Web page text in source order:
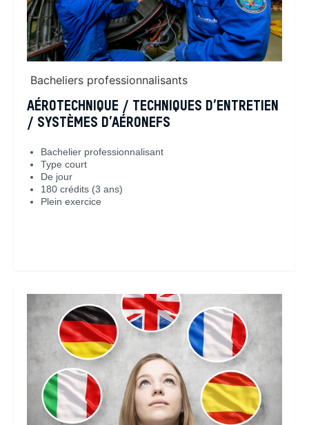
Bacheliers professionnalisants
AÉROTECHNIQUE / TECHNIQUES D’ENTRETIEN
/ SYSTÈMES D’AÉRONEFS
Bachelier professionnalisant
Type court
De jour
180 crédits (3 ans)
Plein exercice